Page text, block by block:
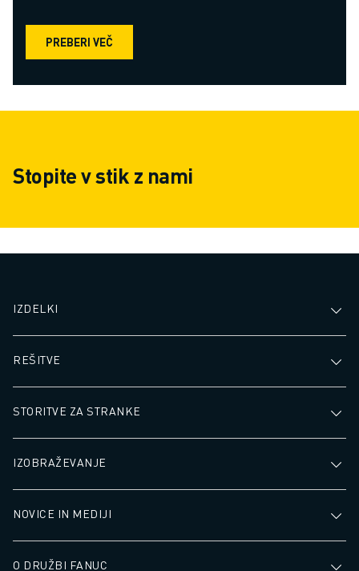
PREBERI VEČ
Stopite v stik z nami
IZDELKI
REŠITVE
STORITVE ZA STRANKE
IZOBRAŽEVANJE
NOVICE IN MEDIJI
O DRUŽBI FANUC